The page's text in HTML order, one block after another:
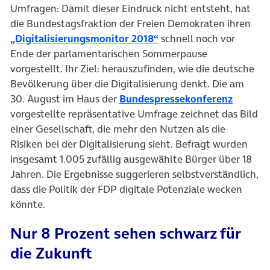
Umfragen: Damit dieser Eindruck nicht entsteht, hat
die Bundestagsfraktion der Freien Demokraten ihren
„Digitalisierungsmonitor 2018“ (öffnet in neuem Tab)
schnell noch vor
Ende der parlamentarischen Sommerpause
vorgestellt. Ihr Ziel: herauszufinden, wie die deutsche
Bevölkerung über die Digitalisierung denkt. Die am
30. August im Haus der Bundespressekonferenz(öffnet
vorgestellte repräsentative Umfrage zeichnet das Bild
einer Gesellschaft, die mehr den Nutzen als die
Risiken bei der Digitalisierung sieht. Befragt wurden
insgesamt 1.005 zufällig ausgewählte Bürger über 18
Jahren. Die Ergebnisse suggerieren selbstverständlich,
dass die Politik der FDP digitale Potenziale wecken
könnte.
Nur 8 Prozent sehen schwarz für
die Zukunft